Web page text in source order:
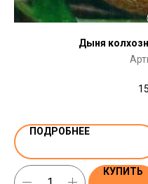
Дыня
ПОДРОБНЕЕ
КУПИТЬ